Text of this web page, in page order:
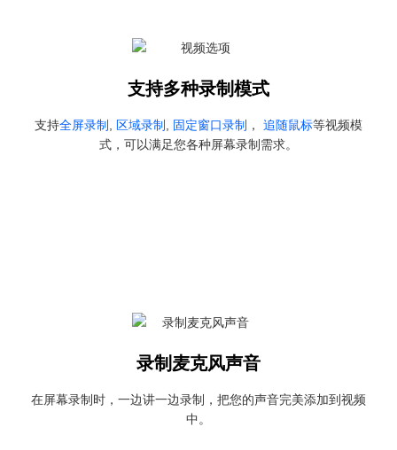
支持多种录制模式
支持全屏录制 区域录制 固定窗口录制 ， 追随鼠标等视频模
式，可以满足您各种屏幕录制需求。
录制麦克风声音
在屏幕录制时，一边讲一边录制，把您的声音完美添加到视频
中。